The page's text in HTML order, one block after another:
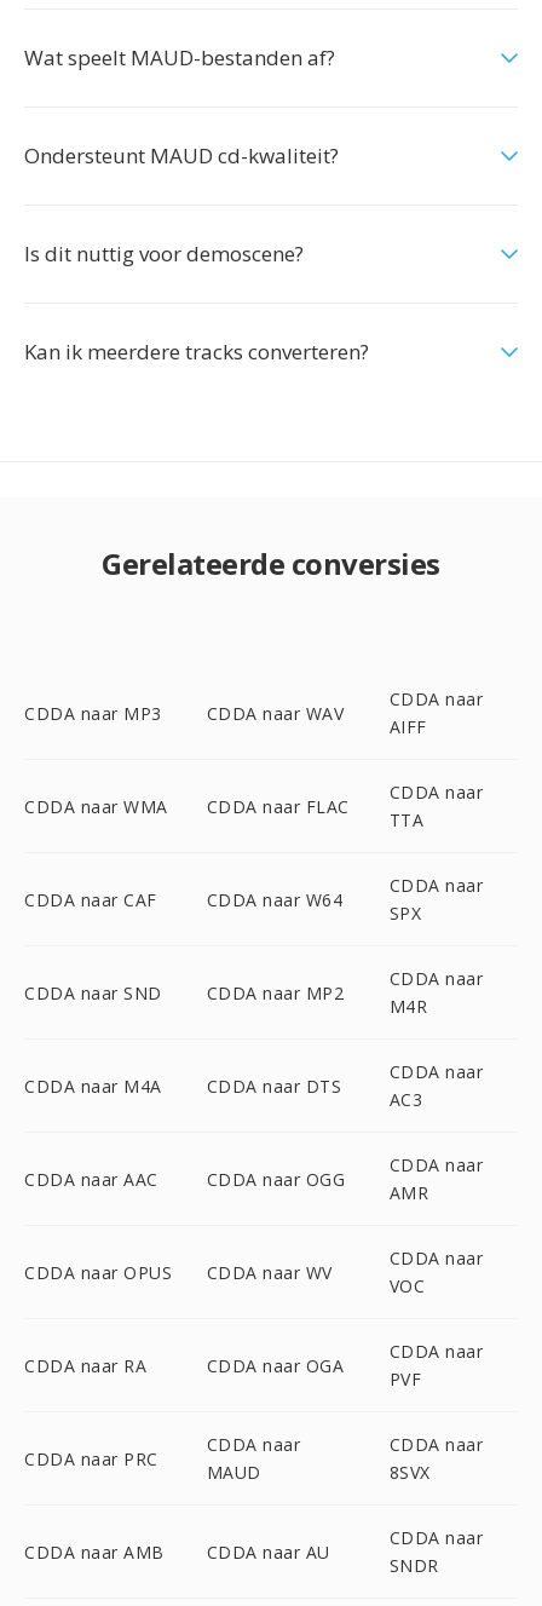
Wat speelt MAUD-bestanden af?
Ondersteunt MAUD cd-kwaliteit?
Is dit nuttig voor demoscene?
Kan ik meerdere tracks converteren?
Gerelateerde conversies
CDDA naar MP3 CDDA naar WAV
CDDA naar
AIFF
CDDA naar WMA CDDA naar FLAC
CDDA naar
TTA
CDDA naar CAF CDDA naar W64
CDDA naar
SPX
CDDA naar SND CDDA naar MP2
CDDA naar
M4R
CDDA naar M4A CDDA naar DTS
CDDA naar
AC3
CDDA naar AAC CDDA naar OGG
CDDA naar
AMR
CDDA naar OPUS CDDA naar WV
CDDA naar
VOC
CDDA naar RA CDDA naar OGA
CDDA naar
PVF
CDDA naar PRC
CDDA naar
MAUD
CDDA naar
8SVX
CDDA naar AMB CDDA naar AU
CDDA naar
SNDR